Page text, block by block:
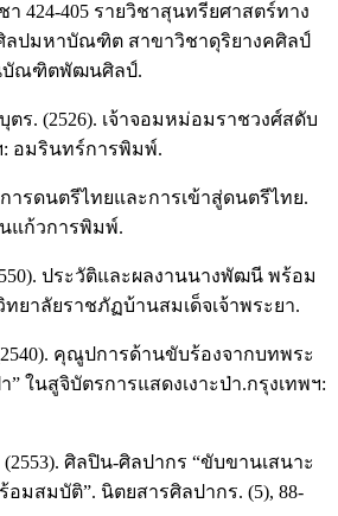
424-405 รายวิชาสุนทรียศาสตร์ทาง
ลปมหาบัณฑิต สาขาวิชาดุริยางคศิลป์
บัณฑิตพัฒนศิลป์.
ร. (2526). เจ้าจอมหม่อมราชวงศ์สดับ
: อมรินทร์การพิมพ์.
การดนตรีไทยและการเข้าสู่ดนตรีไทย.
นแก้วการพิมพ์.
ประวัติและผลงานนางพัฒนี พร้อม
ยาลัยราชภัฏบ้านสมเด็จเจ้าพระยา.
คุณูปการด้านขับร้องจากบทพระ
” ในสูจิบัตรการแสดงเงาะป่า.กรุงเทพฯ:
ศิลปิน-ศิลปากร “ขับขานเสนาะ
มสมบัติ”. นิตยสารศิลปากร. (5), 88-